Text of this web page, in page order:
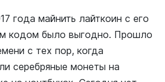
года майнить лайткоин с его
кодом было выгодно. Прошло
с тех пор, когда
серебряные монеты на